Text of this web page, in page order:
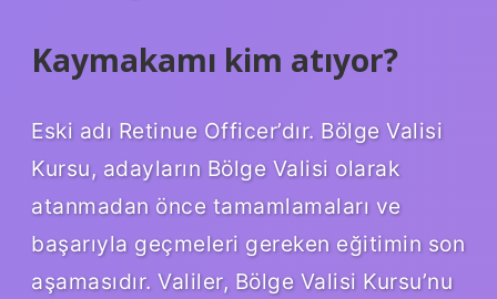
Kaymakamı kim atıyor?
Eski adı Retinue Officer’dır. Bölge Valisi
Kursu, adayların Bölge Valisi olarak
atanmadan önce tamamlamaları ve
başarıyla geçmeleri gereken eğitimin son
aşamasıdır. Valiler, Bölge Valisi Kursu’nu